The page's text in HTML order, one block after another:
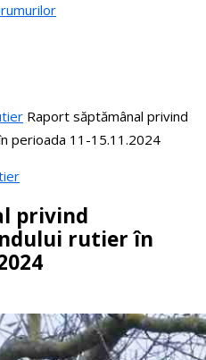
Raport săptămânal privind
perioada 11-15.11.2024
privind
rutier în